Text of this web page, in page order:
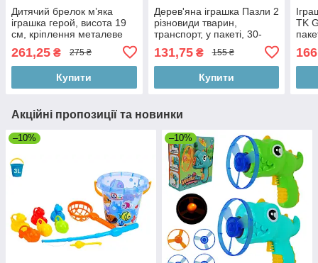
Дитячий брелок м’яка
іграшка герой, висота 19
см, кріплення металеве
кільце, упаковано в пакет
та коробку
261,25 ₴ 275 ₴
Купити
Дерев'яна іграшка Пазли 2
різновиди тварин,
транспорт, у пакеті, 30-
131,75₴ 155 ₴
Купити
TK
Акційні пропозиції та новинки
–10% –10%